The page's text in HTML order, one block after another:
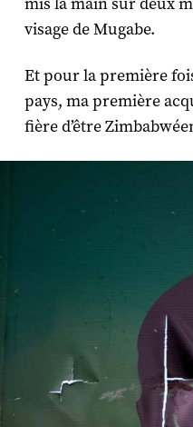
visage de Mugabe.
Et pour la première
pays, ma première
fière d’être